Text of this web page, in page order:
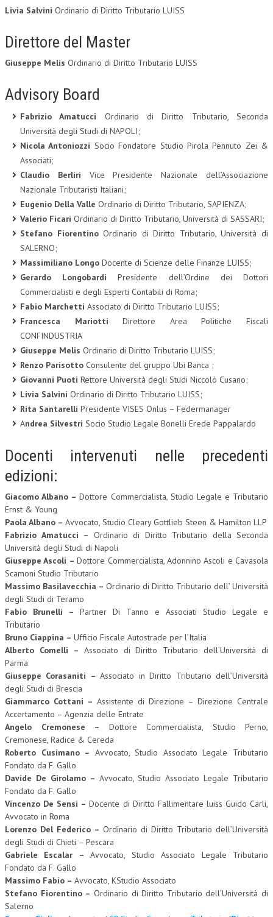
Livia Salvini Ordinario di Diritto Tributario LUISS
Direttore del Master
Giuseppe Melis Ordinario di Diritto Tributario LUISS
Advisory Board
Fabrizio Amatucci Ordinario di Diritto Tributario, Seconda
Università degli Studi di NAPOLI;
Nicola Antoniozzi Socio Fondatore Studio Pirola Pennuto Zei &
Associati;
Claudio Berliri Vice Presidente Nazionale dell’Associazione
Nazionale Tributaristi Italiani;
Eugenio Della Valle Ordinario di Diritto Tributario, SAPIENZA;
Valerio Ficari Ordinario di Diritto Tributario, Università di SASSARI;
Stefano FiorentinoOrdinario di Diritto Tributario, Università di
SALERNO;
Massimiliano Longo Docente di Scienze delle Finanze LUISS;
Gerardo Longobardi Presidente dell’Ordine dei Dottori
Commercialisti e degli Esperti Contabili di Roma;
Fabio Marchetti Associato di Diritto Tributario LUISS;
Francesca Mariotti Direttore Area Politiche Fiscali
CONFINDUSTRIA
Giuseppe Melis Ordinario di Diritto Tributario LUISS;
Renzo Parisotto Consulente del gruppo Ubi Banca ;
Giovanni Puoti Rettore Università degli Studi Niccolò Cusano;
Livia Salvini Ordinario di Diritto Tributario LUISS;
Rita Santarelli Presidente VISES Onlus – Federmanager
Andrea Silvestri Socio Studio Legale Bonelli Erede Pappalardo
Docenti intervenuti nelle precedenti
edizioni:
Giacomo Albano –Dottore Commercialista, Studio Legale e Tributario
Ernst & Young
Paola Albano – Avvocato, Studio Cleary Gottlieb Steen & Hamilton LLP
Fabrizio Amatucci – Ordinario di Diritto Tributario della Seconda
Università degli Studi di Napoli
Giuseppe Ascoli –Dottore Commercialista, Adonnino Ascoli e Cavasola
Scamoni Studio Tributario
Massimo Basilavecchia – Ordinario di Diritto Tributario dell’ Università
degli Studi di Teramo
Fabio Brunelli – Partner Di Tanno e Associati Studio Legale e
Tributario
Bruno Ciappina – Ufficio Fiscale Autostrade per l’Italia
Alberto Comelli – Associato di Diritto Tributario dell’Università di
Parma
Giuseppe Corasaniti –Associato in Diritto Tributario dell’Università
degli Studi di Brescia
Giammarco Cottani – Assistente di Direzione – Direzione Centrale
Accertamento – Agenzia delle Entrate
Angelo Cremonese – Dottore Commercialista, Studio Perno,
Cremonese, Radice & Cereda
Roberto Cusimano – Avvocato, Studio Associato Legale Tributario
Fondato da F. Gallo
Davide De Girolamo – Avvocato, Studio Associato Legale Tributario
Fondato da F. Gallo
Vincenzo De Sensi –Docente di Diritto Fallimentare luiss Guido Carli,
Avvocato in Roma
Lorenzo Del Federico – Ordinario di Diritto Tributario dell’Università
degli Studi di Chieti – Pescara
Gabriele Escalar –Avvocato, Studio Associato Legale Tributario
Fondato da F. Gallo
Massimo Fabio – Avvocato, KStudio Associato
Stefano Fiorentino – Ordinario di Diritto Tributario dell’Università di
Salerno